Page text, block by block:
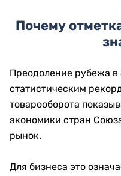
Почему
Преодоление рубежа в
статистическим
товарооборота
экономики стран
рынок.
Для бизнеса это